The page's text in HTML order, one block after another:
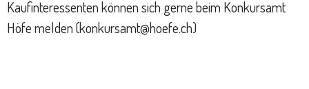
Kaufinteressenten können sich gerne beim Konkursamt
Höfe melden (konkursamt@hoefe.ch)